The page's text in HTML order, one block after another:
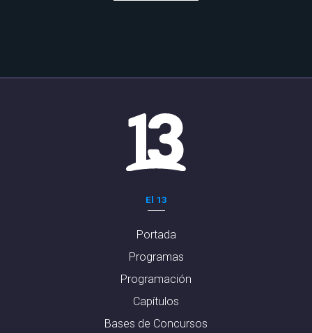
El 13
Portada
Programas
Programación
Capítulos
Bases de Concursos